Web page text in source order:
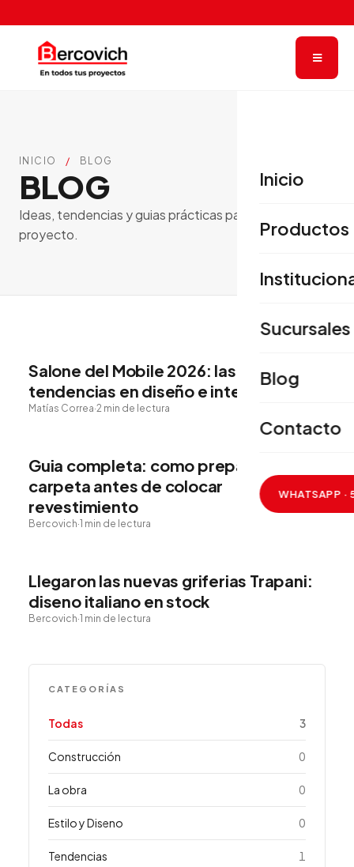
Inicio
Productos
Sucursales
Blog
Contacto
WHATSAPP ·
INICIO / BLOG
BLOG
Ideas, tendencias y guias prácticas para tu próximo
proyecto.
29
Salone del Mobile 2026: las
tendencias en diseño e interiorismo
Matías Correa·2 min de lectura
12
Guia completa: como preparar la
carpeta antes de colocar
revestimiento
Bercovich·1 min de lectura
10
MAY.
Llegaron las nuevas griferias Trapani:
diseno italiano en stock
Bercovich·1 min de lectura
CATEGORÍAS
Todas 3
Construcción 0
La obra 0
Estilo y Diseno 0
Tendencias 1